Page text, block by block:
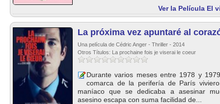
Ver la Película El
La próxima vez apuntaré al
Una película de Cédric Anger - Thriller - 2014
Otros Títulos: La prochaine fois je viserai le coeur
Durante varios meses entre 1978 y
comarca de la perifería de París
maníaco que se dedicaba a asesinar
asesino escapa con suma facilidad de...